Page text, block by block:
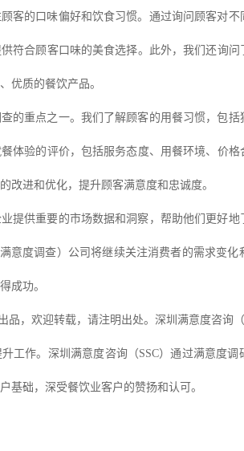
客的口味偏好和饮食习惯。通过询问顾客对
符合顾客口味的美食选择。此外，我们还询
优质的餐饮产品。
的重点之一。我们了解顾客的用餐习惯，包
体验的评价，包括服务态度、用餐环境、价
改进和优化，提升顾客满意度和忠诚度。
提供重要的市场数据和洞察，帮助他们更好
意度调查） 公司将继续关注消费者的需求变化
成功。
品，欢迎转载，请注明出处。深圳满意度咨询
工作。深圳满意度咨询（SSC）通过满意度
基础，深受餐饮业客户的赞扬和认可 。